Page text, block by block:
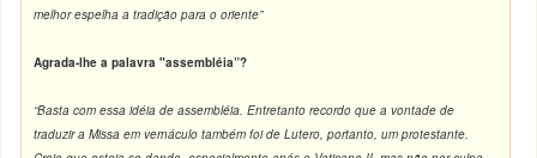
melhor espelha a tradição para o oriente”
Agrada-lhe a palavra "assembléia”?
“Basta com essa idéia de assembléia. Entretanto recordo que a vontade de
traduzir a Missa em vernáculo também foi de Lutero, portanto, um protestante.